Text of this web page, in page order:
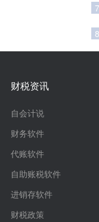
7
8
财税资讯
自会计说
财务软件
代账软件
自助账税软件
进销存软件
财税政策